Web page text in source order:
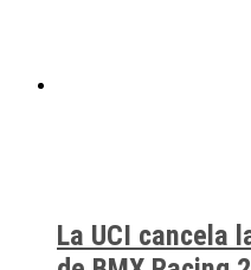
La UCI cancela